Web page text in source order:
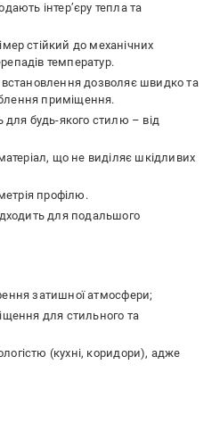
інтер’єру тепла та
стійкий до механічних
температур.
встановлення дозволяє швидко та
приміщення.
для будь-якого стилю – від
що не виділяє шкідливих
профілю.
для подальшого
затишної атмосфери;
для стильного та
(кухні, коридори), адже